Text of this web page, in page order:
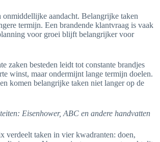
onmiddellijke aandacht. Belangrijke taken
termijn. Een brandende klantvraag is vaak
voor groei blijft belangrijker voor
zaken besteden leidt tot constante brandjes
winst, maar ondermijnt lange termijn doelen.
komen belangrijke taken niet langer op de
Eisenhower, ABC en andere handvatten
verdeelt taken in vier kwadranten: doen,